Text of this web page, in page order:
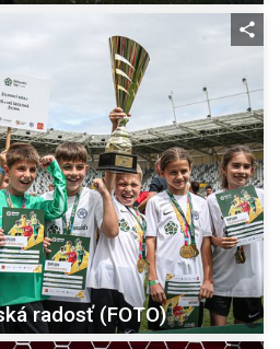
radosť (FOTO)